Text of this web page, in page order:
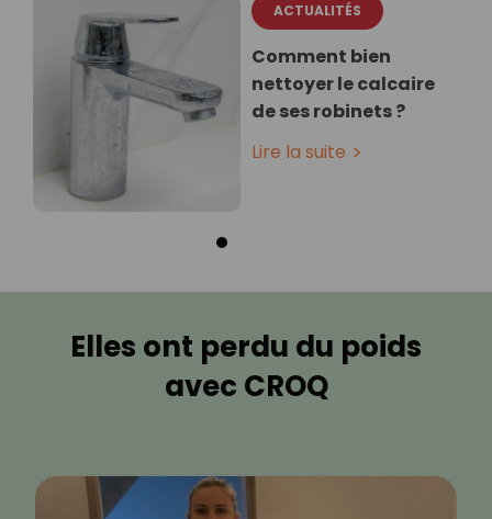
ACTUALITÉS
Comment bien
nettoyer le calcaire
de ses robinets ?
Lire la suite
Elles ont perdu du poids
avec CROQ